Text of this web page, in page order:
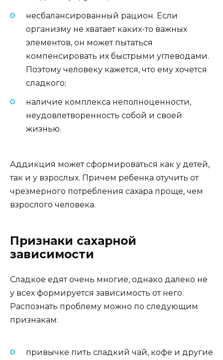
несбалансированный рацион. Если
организму не хватает каких-то важных
элементов, он может пытаться
компенсировать их быстрыми углеводами.
Поэтому человеку кажется, что ему хочется
сладкого;
наличие комплекса неполноценности,
неудовлетворенность собой и своей
жизнью.
Аддикция может сформироваться как у детей,
так и у взрослых. Причем ребенка отучить от
чрезмерного потребления сахара проще, чем
взрослого человека.
Признаки сахарной
зависимости
Сладкое едят очень многие, однако далеко не
у всех формируется зависимость от него.
Распознать проблему можно по следующим
признакам:
привычке пить сладкий чай, кофе и другие